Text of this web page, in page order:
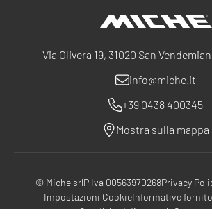
Via Olivera 19, 31020 San
info@miche.it
+39 0438 400345
Mostra sulla mappa
© Miche srlP.Iva 00563970268Privacy
Impostazioni CookieInformative
Condizioni di garanzia